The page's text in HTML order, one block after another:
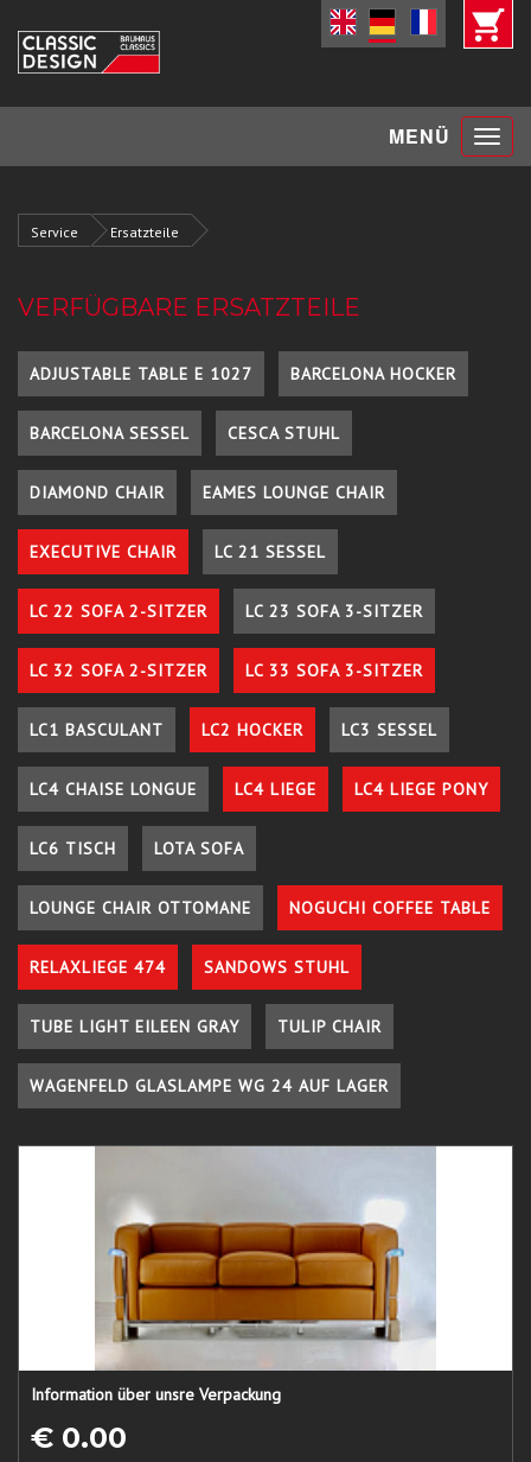
MENÜ Toggle
Service Ersatzteile
VERFÜGBARE ERSATZTEILE
ADJUSTABLE TABLE E 1027 BARCELONA HOCKER
BARCELONA SESSEL CESCA STUHL
DIAMOND CHAIR EAMES LOUNGE CHAIR
EXECUTIVE CHAIR LC 21 SESSEL
LC 22 SOFA 2-SITZER LC 23 SOFA 3-SITZER
LC 32 SOFA 2-SITZER LC 33 SOFA 3-SITZER
LC1 BASCULANT LC2 HOCKER LC3 SESSEL
LC4 CHAISE LONGUE LC4 LIEGE LC4 LIEGE PONY
LC6 TISCH LOTA SOFA
LOUNGE CHAIR OTTOMANE NOGUCHI COFFEE TABLE
RELAXLIEGE 474 SANDOWS STUHL
TUBE LIGHT EILEEN GRAY TULIP CHAIR
WAGENFELD GLASLAMPE WG 24 AUF LAGER
Information über unsre Verpackung
€ 0.00